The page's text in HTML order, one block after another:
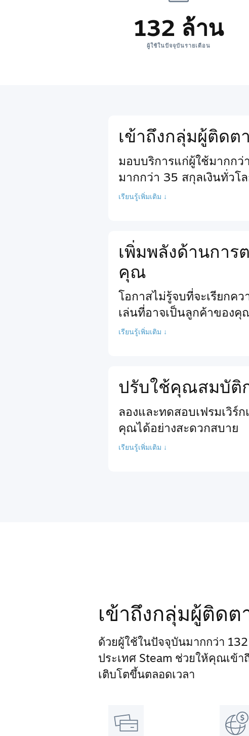
132 ล้าน
ผู้ใช้ในปัจจุบันรายเดือน
เข้าถึงกลุ่มผู้ติดต
มอบบริการแก่ผู้ใช้มากกว่
มากกว่า 35 สกุลเงินทั่วโ
เรียนรู้เพิ่มเติม ↓
เพิ่มพลังด้านการ
คุณ
โอกาสไม่รู้จบที่จะเรียกค
เล่นที่อาจเป็นลูกค้าของคุ
เรียนรู้เพิ่มเติม ↓
ปรับใช้คุณสมบัติก
ลองและทดสอบเฟรมเวิ
คุณได้อย่างสะดวกสบาย
เรียนรู้เพิ่มเติม ↓
เข้าถึงกลุ่มผู้ติดต
ด้วยผู้ใช้ในปัจจุบันมากกว่า
ประเทศ Steam ช่วยให้คุณเข้
เติบโตขึ้นตลอดเวลา